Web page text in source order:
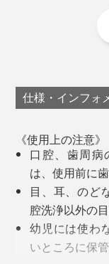
※撮影のために、口を開
軽く閉じるか、お風呂場
口の中に水が溜
えない歯垢や細菌
わたしは、自分
った、小豆の皮
おやつに大福を
んな食べカスが
口腔洗浄器に慣
本体上部のボタ
矯正のために、
運よく早期に見
っていても、「
なので、『
てこい。
一日の終わり、
ス、マウスウォ
仕様・インフォ
《使用上の注意》
口腔、歯周病
は、使用前に
目、耳、のど
腔洗浄以外の
幼児には使わ
いところに保